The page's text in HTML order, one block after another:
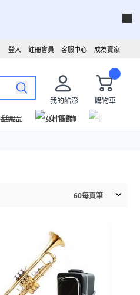
成為賣家
客服中心
註冊會員
登入
我的酷澎
購物車
活用品 女性服飾
60每頁筆